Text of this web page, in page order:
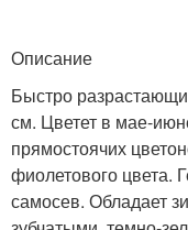
Описание
Быстро
см. Цветет в мае-
прямостоячих
фиолетового цвета.
самосев. Обладает